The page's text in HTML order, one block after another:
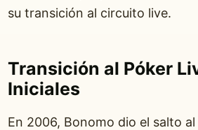
su transición al circuito live.
Transición al Póker
Iniciales
En 2006, Bonomo dio el salto